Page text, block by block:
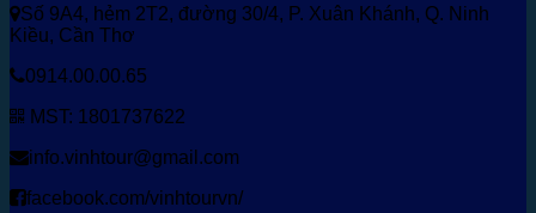
Số 9A4, hẻm 2T2, đường 30/4, P. Xuân Khánh, Q. Ninh
Kiều, Cần Thơ
0914.00.00.65
MST: 1801737622
info.vinhtour@gmail.com
facebook.com/vinhtourvn/